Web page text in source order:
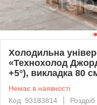
Холодильна
«Технохолод
+5°), викладка 80
Немає в наявності
Код: 93183814
Роздріб